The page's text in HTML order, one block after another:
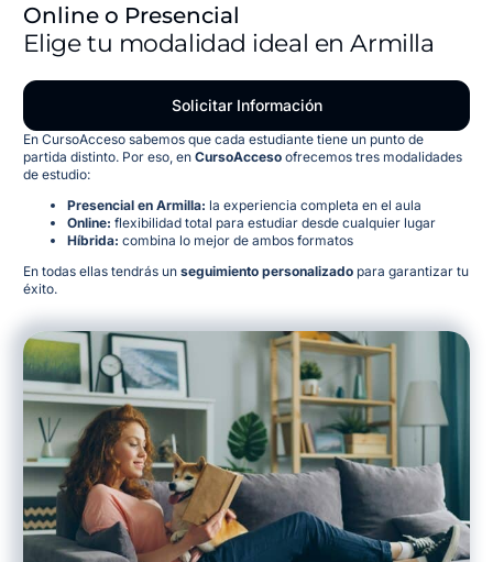
Online o Presencial
Elige tu modalidad ideal en Armilla
Solicitar Información
En CursoAcceso sabemos que cada estudiante tiene un punto de
partida distinto. Por eso, en CursoAccesoofrecemos tres modalidades
de estudio:
Presencial en Armilla: la experiencia completa en el aula
Online: flexibilidad total para estudiar desde cualquier lugar
Híbrida: combina lo mejor de ambos formatos
En todas ellas tendrás un seguimiento personalizadopara garantizar tu
éxito.